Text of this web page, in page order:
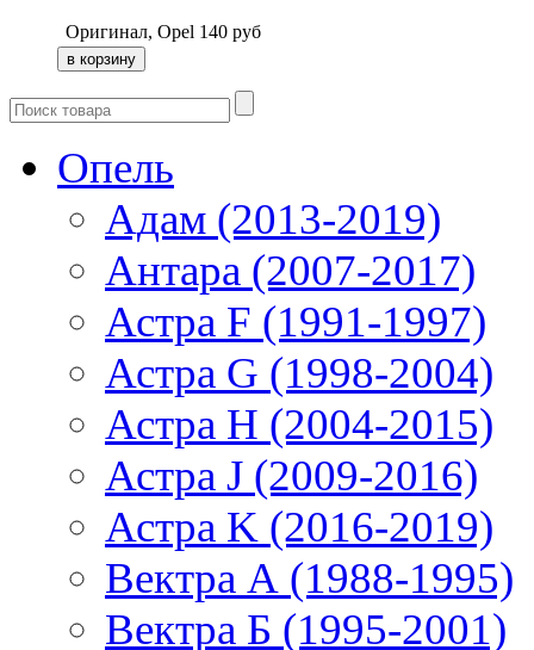
Оригинал, Opel 140 руб
Опель
Адам (2013-2019)
Антара (2007-2017)
Астра F (1991-1997)
Астра G (1998-2004)
Астра H (2004-2015)
Астра J (2009-2016)
Астра K (2016-2019)
Вектра А (1988-1995)
Вектра Б (1995-2001)